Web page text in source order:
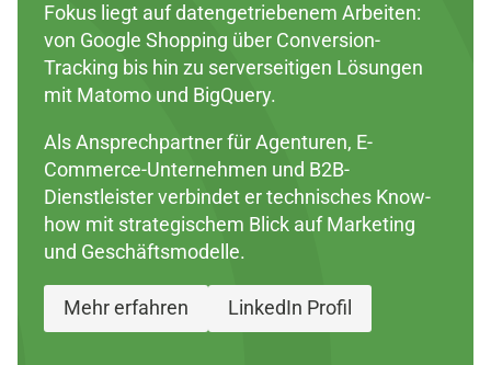
Fokus liegt auf datengetriebenem Arbeiten:
von Google Shopping über Conversion-
Tracking bis hin zu serverseitigen Lösungen
mit Matomo und BigQuery.
Als Ansprechpartner für Agenturen, E-
Commerce-Unternehmen und B2B-
Dienstleister verbindet er technisches Know-
how mit strategischem Blick auf Marketing
und Geschäftsmodelle.
Mehr erfahren LinkedIn Profil